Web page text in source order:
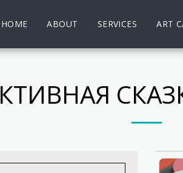
HOME ABOUT SERVICES ART